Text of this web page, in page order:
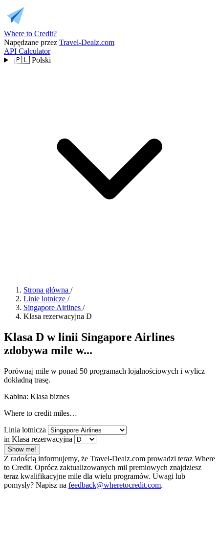
Where to Credit?
Napędzane przez Travel-Dealz.com
API Calculator
🇵🇱 Polski
Strona główna /
Linie lotnicze /
Singapore Airlines /
Klasa rezerwacyjna D
Klasa D w linii Singapore Airlines
zdobywa mile w...
Porównaj mile w ponad 50 programach lojalnościowych i wylicz
dokładną trasę.
Kabina: Klasa biznes
Where to credit miles…
Linia lotnicza
in Klasa rezerwacyjna
Show me!
Z radością informujemy, że Travel-Dealz.com prowadzi teraz Where
to Credit. Oprócz zaktualizowanych mil premiowych znajdziesz
teraz kwalifikacyjne mile dla wielu programów. Uwagi lub
pomysły? Napisz na feedback@wheretocredit.com.